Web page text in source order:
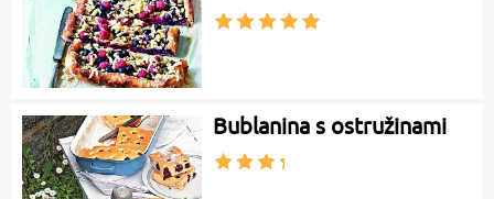
Bublanina s ostružinami